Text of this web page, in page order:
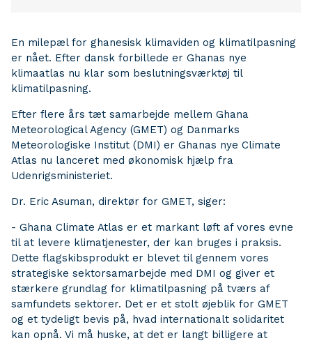
En milepæl for ghanesisk klimaviden og klimatilpasning
er nået. Efter dansk forbillede er Ghanas nye
klimaatlas nu klar som beslutningsværktøj til
klimatilpasning.
Efter flere års tæt samarbejde mellem Ghana
Meteorological Agency (GMET) og Danmarks
Meteorologiske Institut (DMI) er Ghanas nye Climate
Atlas nu lanceret med økonomisk hjælp fra
Udenrigsministeriet.
Dr. Eric Asuman, direktør for GMET, siger:
- Ghana Climate Atlas er et markant løft af vores evne
til at levere klimatjenester, der kan bruges i praksis.
Dette flagskibsprodukt er blevet til gennem vores
strategiske sektorsamarbejde med DMI og giver et
stærkere grundlag for klimatilpasning på tværs af
samfundets sektorer. Det er et stolt øjeblik for GMET
og et tydeligt bevis på, hvad internationalt solidaritet
kan opnå. Vi må huske, at det er langt billigere at